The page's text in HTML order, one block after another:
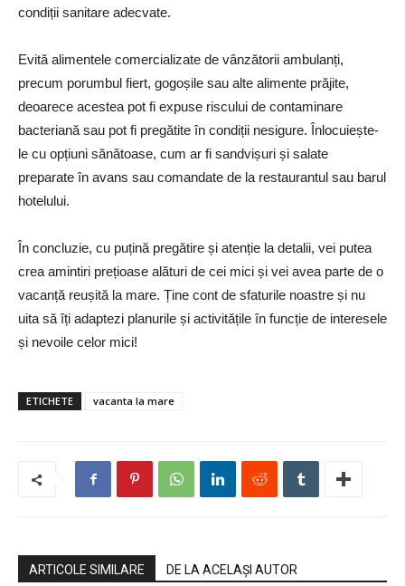
condiții sanitare adecvate.
Evită alimentele comercializate de vânzătorii ambulanți,
precum porumbul fiert, gogoșile sau alte alimente prăjite,
deoarece acestea pot fi expuse riscului de contaminare
bacteriană sau pot fi pregătite în condiții nesigure. Înlocuiește-
le cu opțiuni sănătoase, cum ar fi sandvișuri și salate
preparate în avans sau comandate de la restaurantul sau barul
hotelului.
În concluzie, cu puțină pregătire și atenție la detalii, vei putea
crea amintiri prețioase alături de cei mici și vei avea parte de o
vacanță reușită la mare. Ține cont de sfaturile noastre și nu
uita să îți adaptezi planurile și activitățile în funcție de interesele
și nevoile celor mici!
ETICHETE vacanta la mare
ARTICOLE SIMILARE DE LA ACELAȘI AUTOR